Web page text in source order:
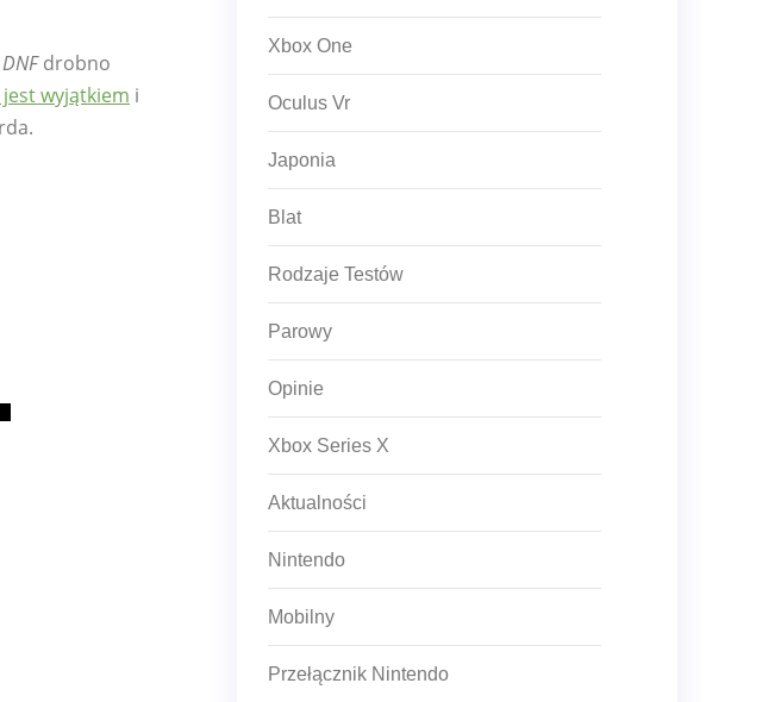
drobno
wyjątkiem i
Xbox One
Oculus Vr
Japonia
Blat
Rodzaje Testów
Parowy
Opinie
Xbox Series X
Aktualności
Nintendo
Mobilny
Przełącznik Nintendo